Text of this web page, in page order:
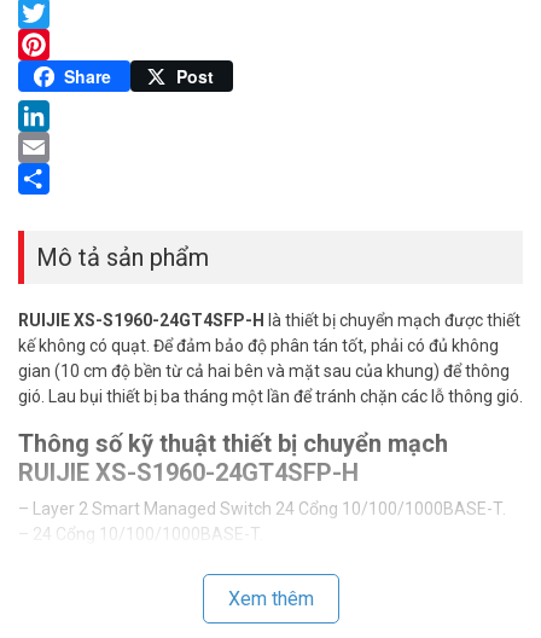
Facebook
Twitter
Pinterest
Share Post
LinkedIn
Email
Mô tả sản phẩm
RUIJIE XS-S1960-24GT4SFP-H là thiết bị chuyển mạch được thiết
kế không có quạt. Để đảm bảo độ phân tán tốt, phải có đủ không
gian (10 cm độ bền từ cả hai bên và mặt sau của khung) để thông
gió. Lau bụi thiết bị ba tháng một lần để tránh chặn các lỗ thông gió.
Thông số kỹ thuật thiết bị chuyển mạch
RUIJIE XS-S1960-24GT4SFP-H
– Layer 2 Smart Managed Switch 24 Cổng 10/100/1000BASE-T.
– 24 Cổng 10/100/1000BASE-T.
– CPU Memory: 512MB | Flash: 256MB.
– Tốc độ chuyển mạch: 56Gbps.Xem thêm